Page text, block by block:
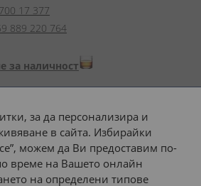
17 377
889 220 764
за наличност
на плащане:
за да персонализира и
в сайта. Избирайки
можем да Ви предоставим по-
време на Вашето онлайн
на определени типове